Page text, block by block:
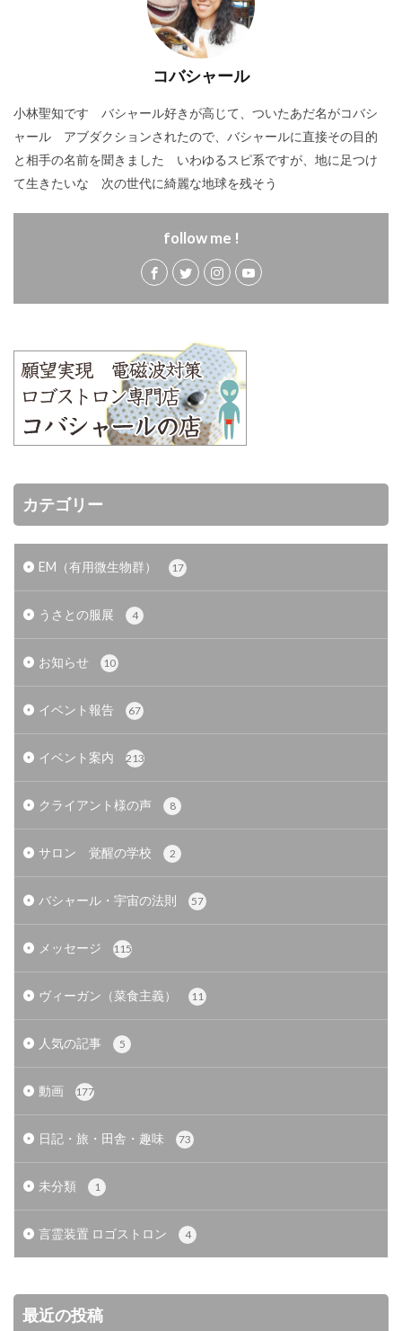
コバシャール
小林聖知です バシャール好きが高じて、ついたあだ名がコバシ
ャール アブダクションされたので、バシャールに直接その目的
と相手の名前を聞きました いわゆるスピ系ですが、地に足つけ
て生きたいな 次の世代に綺麗な地球を残そう
follow me !
カテゴリー
EM（有用微生物群） 17
うさとの服展 4
お知らせ 10
イベント報告 67
イベント案内 213
クライアント様の声 8
サロン 覚醒の学校 2
バシャール・宇宙の法則 57
メッセージ 115
ヴィーガン（菜食主義） 11
人気の記事 5
動画 177
日記・旅・田舎・趣味 73
未分類 1
言霊装置 ロゴストロン 4
最近の投稿